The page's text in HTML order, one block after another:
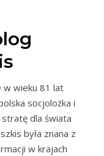
w wieku 81 lat
socjolożka i
dla świata
była znana z
w krajach